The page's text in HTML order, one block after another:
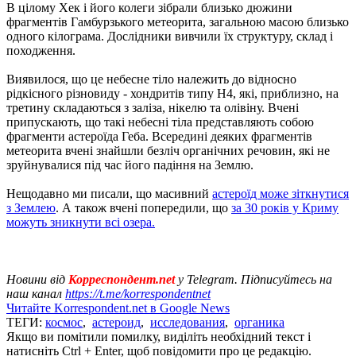
В цілому Хек і його колеги зібрали близько дюжини
фрагментів Гамбурзького метеорита, загальною масою близько
одного кілограма. Дослідники вивчили їх структуру, склад і
походження.
Виявилося, що це небесне тіло належить до відносно
рідкісного різновиду - хондритів типу H4, які, приблизно, на
третину складаються з заліза, нікелю та олівіну. Вчені
припускають, що такі небесні тіла представляють собою
фрагменти астероїда Геба. Всередині деяких фрагментів
метеорита вчені знайшли безліч органічних речовин, які не
зруйнувалися під час його падіння на Землю.
Нещодавно ми писали, що масивний астероїд може зіткнутися
з Землею. А також вчені попередили, що за 30 років у Криму
можуть зникнути всі озера.
Новини від Корреспондент.netу Telegram. Підписуйтесь на
наш канал https://t.me/korrespondentnet
Читайте Korrespondent.net в Google News
ТЕГИ: космос, астероид, исследования, органика
Якщо ви помітили помилку, виділіть необхідний текст і
натисніть Ctrl + Enter, щоб повідомити про це редакцію.